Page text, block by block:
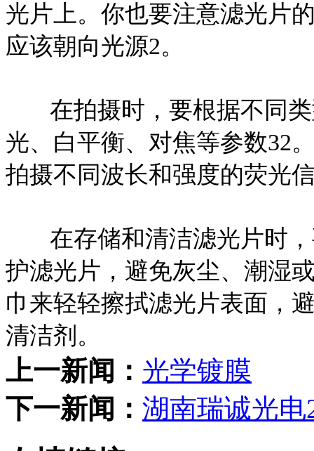
光片上。你也要注意滤光片
应该朝向光源2。
在拍摄时，要根据不同
光、白平衡、对焦等参数32
拍摄不同波长和强度的荧光
在存储和清洁滤光片时
护滤光片，避免灰尘、潮湿
巾来轻轻擦拭滤光片表面，
清洁剂。
上一新闻： 光学镀膜
下一新闻： 湖南瑞诚光电